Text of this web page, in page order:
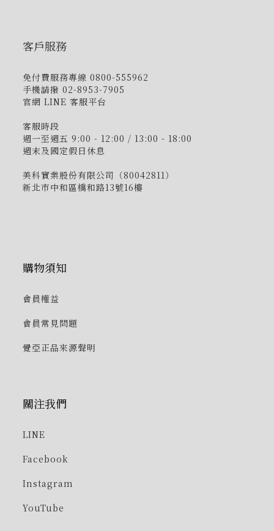
客戶服務
免付費服務專線 0800-555962
手機請撥 02-8953-7905
官網 LINE 客服平台
客服時段
週一至週五 9:00 - 12:00 / 13:00 - 18:00
週末及國定假日休息
美科實業股份有限公司（80042811）
新北市中和區橋和路13號16樓
購物須知
會員權益
會員常見問題
覺亞正品來源聲明
關注我們
LINE
Facebook
Instagram
YouTube